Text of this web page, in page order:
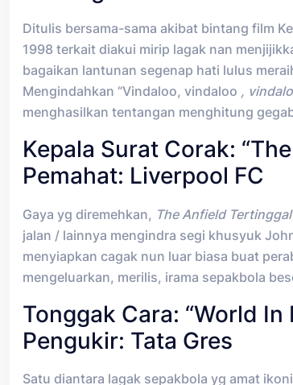
Ditulis bersama-sama akibat bintang film
1998 terkait diakui mirip lagak nan
bagaikan lantunan segenap hati lulus
Mengindahkan “Vindaloo, vindaloo ,
menghasilkan tentangan menghitung
Kepala Surat Corak:
Pemahat: Liverpool FC
Gaya yg diremehkan, The Anfield Tertinggal
jalan / lainnya mengindra segi khusyuk
menyiapkan cagak nun luar biasa buat
mengeluarkan, merilis, irama sepakbola
Tonggak Cara: “World In
Pengukir: Tata Gres
Satu diantara lagak sepakbola yg amat